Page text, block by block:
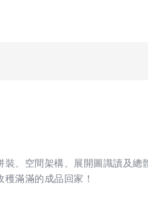
、空間架構、展開圖識讀及總
滿滿的成品回家！